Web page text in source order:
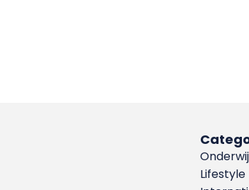
Lifestyle